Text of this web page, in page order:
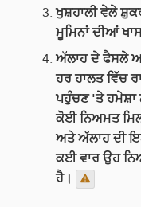
ਖੁਸ਼ਹਾਲੀ ਵੇਲੇ
ਮੂਮਿਨਾਂ ਦੀਆਂ
ਅੱਲਾਹ ਦੇ ਫੈਸਲੇ
ਹਰ ਹਾਲਤ ਵਿੱਚ
ਪਹੁੰਚਣ 'ਤੇ ਹਮੇਸ਼ਾ
ਕੋਈ ਨਿਅਮਤ
ਅਤੇ ਅੱਲਾਹ ਦੀ
ਕਈ ਵਾਰ ਉਹ
ਹੈ।